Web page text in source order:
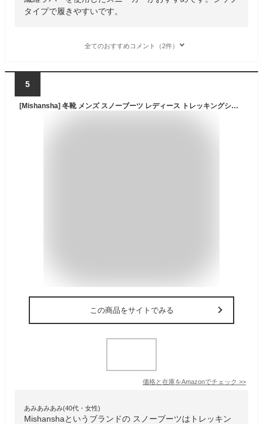
タイプで履きやすいです。
全てのおすすめコメント（2件）
5
[Mishansha] 冬靴 メンズ スノーブーツ レディース トレッキングシューズ 裏起毛 防寒 ハイキング ブーツ 登山靴 アウトドア 男女兼用 27.0cm
この商品をサイトでみる
価格と在庫をAmazonでチェック >>
あみあみあみ(40代・女性)
Mishanshaというブランドの スノーブーツはトレッキン